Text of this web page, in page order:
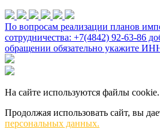
По вопросам реализации планов
сотрудничества: +7(4842) 92-63-86
обращении обязательно укажите
На сайте используются файлы cookie.
Продолжая использовать сайт, вы
персональных данных.